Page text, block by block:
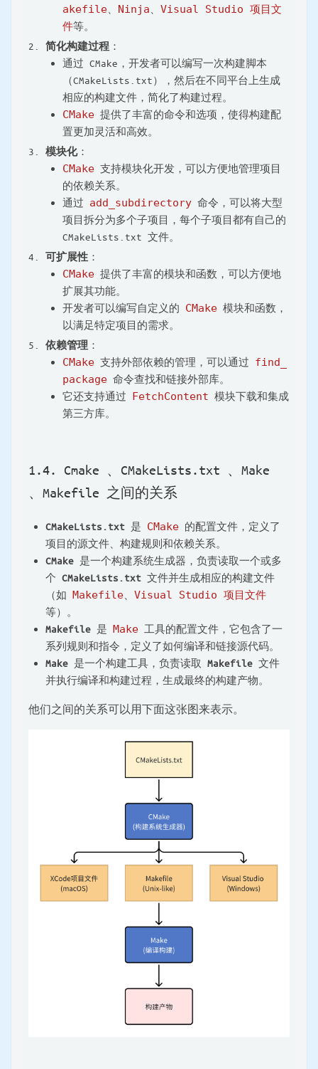
akefile
Ninja
Visual Studio 项目文
件等。
简化构建过程 ：
通过 CMake，开发者可以编写一次构建脚本
（CMakeLists.txt），然后在不同平台上生成
相应的构建文件，简化了构建过程。
CMake 提供了丰富的命令和选项，使得构建配
置更加灵活和高效。
模块化：
CMake 支持模块化开发，可以方便地管理项目
的依赖关系。
通过 add_subdirectory 命令，可以将大型
项目拆分为多个子项目，每个子项目都有自己的
CMakeLists.txt 文件。
可扩展性 ：
CMake 提供了丰富的模块和函数，可以方便地
扩展其功能。
开发者可以编写自定义的 CMake 模块和函数，
以满足特定项目的需求。
依赖管理 ：
CMake 支持外部依赖的管理，可以通过 find_
package 命令查找和链接外部库。
它还支持通过 FetchContent 模块下载和集成
第三方库。
1.4. Cmake 、CMakeLists.txt 、Make
、Makefile 之间的关系
CMakeLists.txt 是 CMake 的配置文件，定义了
项目的源文件、构建规则和依赖关系。
CMake 是一个构建系统生成器，负责读取一个或多
个 CMakeLists.txt 文件并生成相应的构建文件
（如 Makefile Visual Studio 项目文件
等）。
Makefile 是 Make 工具的配置文件，它包含了一
系列规则和指令，定义了如何编译和链接源代码。
Make 是一个构建工具，负责读取 Makefile 文件
并执行编译和构建过程，生成最终的构建产物。
他们之间的关系可以用下面这张图来表示。